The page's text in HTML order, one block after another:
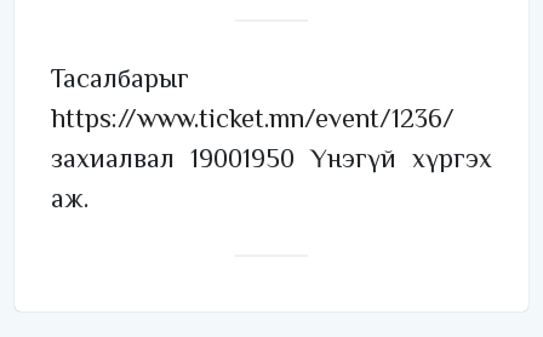
Тасалбарыг
https://www.ticket.mn/event/1236/
захиалвал 19001950 Үнэгүй хүргэх
аж.